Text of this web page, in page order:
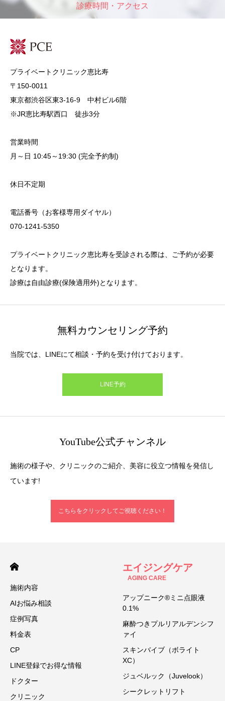
診療時間・アクセス
プライベートクリニック恵比寿
〒150-0011
東京都渋谷区東3-16-9 中村ビル6階
※JR恵比寿駅西口 徒歩3分
営業時間
月～日 10:45～19:30 (完全予約制)
休日不定期
電話番号（お客様専用ダイヤル）
070-1241-5350
プライベートクリニック恵比寿を受診される際は、ご予約が必要
となります。
診療は自由診療(保険適用外)となります。
無料カウンセリング予約
当院では、LINEにて相談・予約を受け付けております。
LINE予約
YouTube公式チャンネル
施術の様子や、クリニックのご紹介、美容に役立つ情報を発信し
ています!
こちらをクリックしてご視聴ください！
施術内容
AIお悩み相談
症例写真
料金表
CP
LINE登録でお得な情報
ドクター
クリニック
エイジングケア
AGING CARE
アップニーク®ミニ点眼液
0.1%
麻酔つきプルリアルデンシフ
ァイ
スキンバイブ（ボライト
XC）
ジュベルック（Juvelook）
シークレットリフト